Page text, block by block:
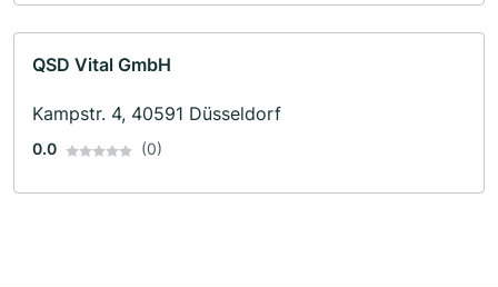
QSD Vital GmbH
Kampstr. 4, 40591 Düsseldorf
0.0 (0)